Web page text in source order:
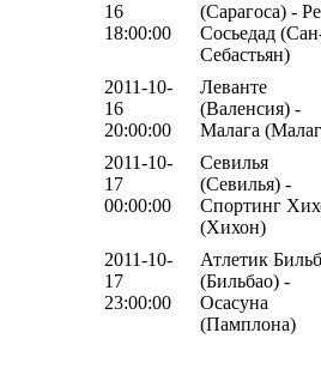
16
18:00:00
(Сарагоса) -
Сосьедад
Себастьян)
2011-10-
16
20:00:00
Леванте
(Валенсия) -
Малага
2011-10-
17
00:00:00
Севилья
(Севилья) -
Спортинг
(Хихон)
2011-10-
17
23:00:00
Атлетик
(Бильбао) -
Осасуна
(Памплона)